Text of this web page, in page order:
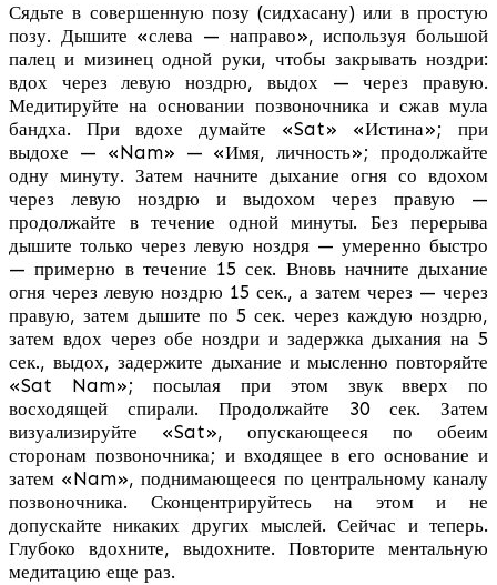
Сядьте в совершенную позу (сидхасану) или в простую
позу. Дышите «слева — направо», используя большой
палец и мизинец одной руки, чтобы закрывать ноздри:
вдох через левую ноздрю, выдох — через правую.
Медитируйте на основании позвоночника и сжав мула
бандха. При вдохе думайте «Sat» «Истина»; при
выдохе — «Nam» — «Имя, личность»; продолжайте
одну минуту. Затем начните дыхание огня со вдохом
через левую ноздрю и выдохом через правую —
продолжайте в течение одной минуты. Без перерыва
дышите только через левую ноздря — умеренно быстро
— примерно в течение 15 сек. Вновь начните дыхание
огня через левую ноздрю 15 сек., а затем через — через
правую, затем дышите по 5 сек. через каждую ноздрю,
затем вдох через обе ноздри и задержка дыхания на 5
сек., выдох, задержите дыхание и мысленно повторяйте
«Sat Nam»; посылая при этом звук вверх по
восходящей спирали. Продолжайте 30 сек. Затем
визуализируйте «Sat», опускающееся по обеим
сторонам позвоночника; и входящее в его основание и
затем «Nam», поднимающееся по центральному каналу
позвоночника. Сконцентрируйтесь на этом и не
допускайте никаких других мыслей. Сейчас и теперь.
Глубоко вдохните, выдохните. Повторите ментальную
медитацию еще раз.